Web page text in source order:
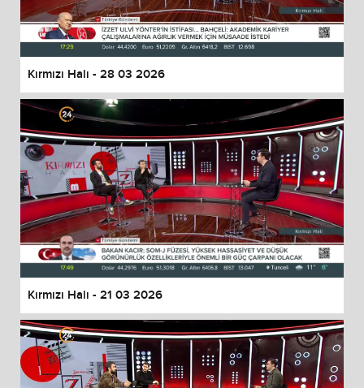
Kırmızı Halı - 28 03 2026
Kırmızı Halı - 21 03 2026